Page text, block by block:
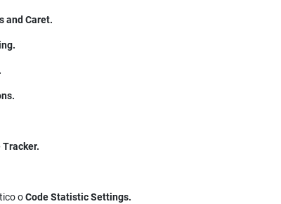
and Caret.
Tracker.
oCode Statistic Settings.